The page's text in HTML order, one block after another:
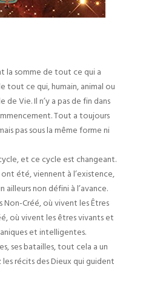
la somme de tout ce qui a
tout ce qui, humain, animal ou
Vie. Il n’y a pas de fin dans
Tout a toujours
pas sous la même forme ni
et ce cycle est changeant.
ont été, viennent à l’existence,
non défini à l’avance.
Non-Créé, où vivent les Êtres
où vivent les êtres vivants et
et intelligentes.
ses batailles, tout cela a un
récits des Dieux qui guident